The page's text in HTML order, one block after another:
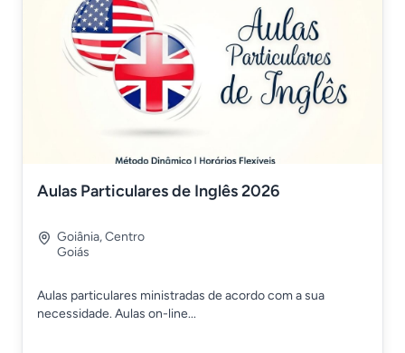
Aulas Particulares de Inglês 2026
Goiânia,Centro
Goiás
Aulas particulares ministradas de acordo com a sua
necessidade. Aulas on-line...